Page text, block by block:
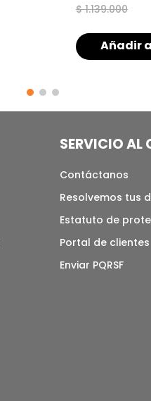
$ 1.139.000
Añadir
SERVICIO AL
Contáctanos
Resolvemos tus
Estatuto de
Portal de clientes
Enviar PQRSF